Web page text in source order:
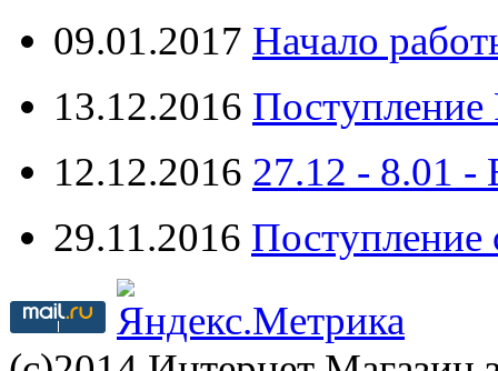
09.01.2017 Начало
13.12.2016 Поступление
12.12.2016 27.12 -
29.11.2016 Поступление